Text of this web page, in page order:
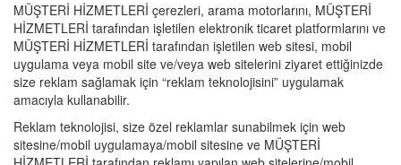
MÜŞTERİ HİZMETLERİ çerezleri, arama motorlarını, MÜŞTERİ
HİZMETLERİ tarafından işletilen elektronik ticaret platformlarını ve
MÜŞTERİ HİZMETLERİ tarafından işletilen web sitesi, mobil
uygulama veya mobil site ve/veya web sitelerini ziyaret ettiğinizde
size reklam sağlamak için “reklam teknolojisini” uygulamak
amacıyla kullanabilir.
Reklam teknolojisi, size özel reklamlar sunabilmek için web
sitesine/mobil uygulamaya/mobil sitesine ve MÜŞTERİ